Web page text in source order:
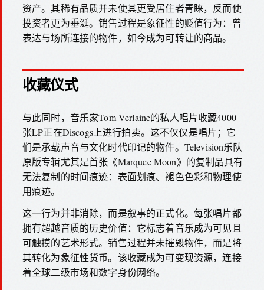
资产。其稀有品质并未使其更受居住者青睐，反而使
投资者更为垂涎。销售过程是象征性的贬值行为：曾
表达与场所连接的物件，如今成为可转让的商品。
收藏仪式
与此同时，音乐家Tom Verlaine的私人唱片收藏4000
张LP正在Discogs上进行拍卖。这不仅仅是唱片；它
们是承载声音与文化时代印记的物件。Television乐队
原版专辑尤其是首张《Marquee Moon》的复制品具有
无法复制的时间痕迹：表面划痕、褪色色彩和物理使
用痕迹。
这一行为并非消除，而是叙事的正式化。每张唱片都
拥有超越音质的历史价值：它标志着音乐成为可见且
可触摸的艺术形式。销售过程并未摧毁物件，而是将
其转化为象征性货币。该收藏成为可变现资源，连接
着全球二级市场和数字身份网络。